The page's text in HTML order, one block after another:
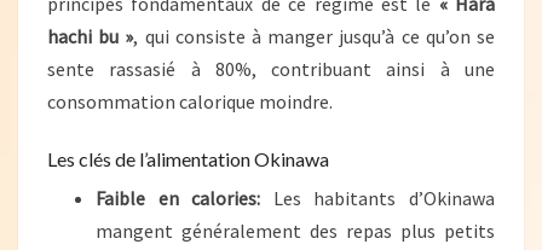
hachi bu », qui consiste à manger jusqu’à ce qu’on se
sente rassasié à 80%, contribuant ainsi à une
consommation calorique moindre.
Les clés de l’alimentation Okinawa
Faible en calories: Les habitants d’Okinawa
mangent généralement des repas plus petits